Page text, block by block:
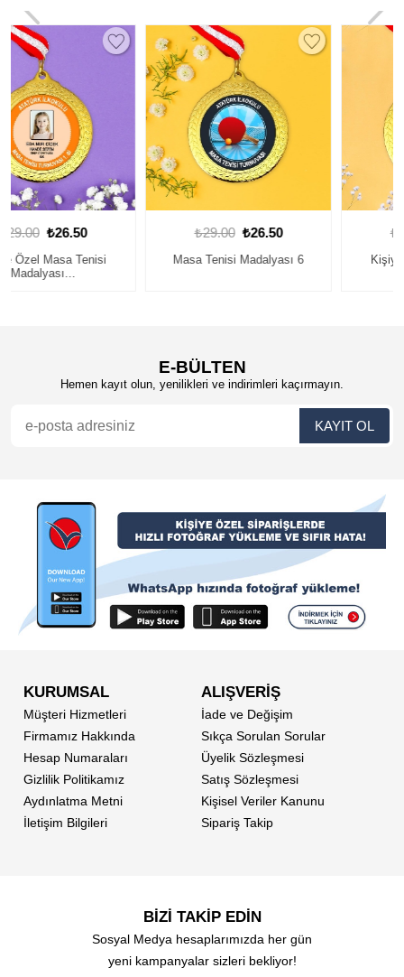
₺29.00
Masa Tenisi Madalyası 6
₺29.00
Kişiye Özel Masa Tenisi
E-BÜLTEN
Hemen kayıt olun, yenilikleri ve indirimleri kaçırmayın.
KURUMSAL
Müşteri Hizmetleri
Firmamız Hakkında
Hesap Numaraları
Gizlilik Politikamız
Aydınlatma Metni
İletişim Bilgileri
ALIŞVERİŞ
İade ve Değişim
Sıkça Sorulan Sorular
Üyelik Sözleşmesi
Satış Sözleşmesi
Kişisel Veriler Kanunu
Sipariş Takip
BİZİ TAKİP EDİN
Sosyal Medya hesaplarımızda her gün
yeni kampanyalar sizleri bekliyor!